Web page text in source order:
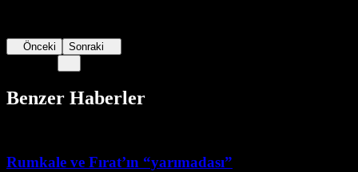
Önceki Sonraki
Benzer Haberler
Rumkale ve Fırat’ın “yarımadası”